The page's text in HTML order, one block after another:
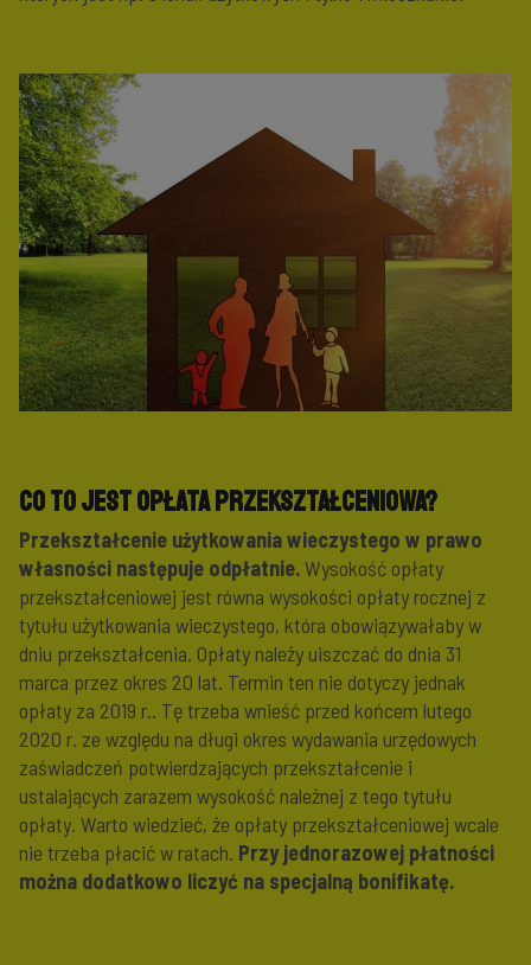
Co to jest opłata przekształceniowa?
Przekształcenie użytkowania wieczystego w prawo
własności następuje odpłatnie.Wysokość opłaty
przekształceniowej jest równa wysokości opłaty rocznej z
tytułu użytkowania wieczystego, która obowiązywałaby w
dniu przekształcenia. Opłaty należy uiszczać do dnia 31
marca przez okres 20 lat. Termin ten nie dotyczy jednak
opłaty za 2019 r.. Tę trzeba wnieść przed końcem lutego
2020 r. ze względu na długi okres wydawania urzędowych
zaświadczeń potwierdzających przekształcenie i
ustalających zarazem wysokość należnej z tego tytułu
opłaty. Warto wiedzieć, że opłaty przekształceniowej wcale
nie trzeba płacić w ratach. Przy jednorazowej płatności
można dodatkowo liczyć na specjalną bonifikatę.